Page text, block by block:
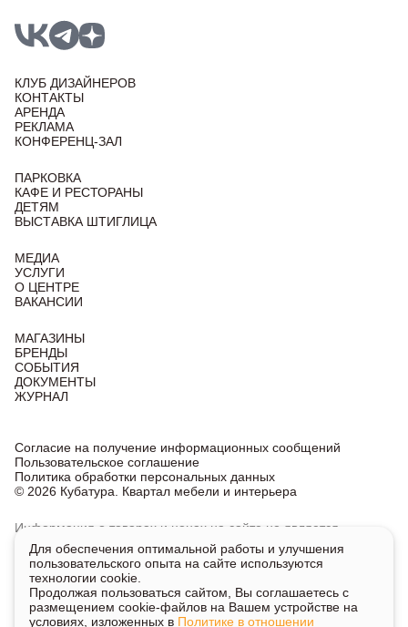
КЛУБ ДИЗАЙНЕРОВ
КОНТАКТЫ
АРЕНДА
РЕКЛАМА
КОНФЕРЕНЦ-ЗАЛ
ПАРКОВКА
КАФЕ И РЕСТОРАНЫ
ДЕТЯМ
ВЫСТАВКА ШТИГЛИЦА
МЕДИА
УСЛУГИ
О ЦЕНТРЕ
ВАКАНСИИ
МАГАЗИНЫ
БРЕНДЫ
СОБЫТИЯ
ДОКУМЕНТЫ
ЖУРНАЛ
© 2026 Кубатура. Квартал мебели и интерьера
Согласие на получение информационных сообщений
Пользовательское соглашение
Политика обработки персональных данных
Информация о товарах и ценах на сайте не является
публичной офертой, носит исключительно информационный
характер.
Для получения подробной информации о наличии
и стоимости указанных товаров и услуг напишите или
позвоните нам.
Для обеспечения оптимальной работы и улучшения
пользовательского опыта на сайте используются
технологии cookie.
Продолжая пользоваться сайтом, Вы соглашаетесь с
размещением cookie-файлов на Вашем устройстве на
условиях, изложенных в Политике в отношении